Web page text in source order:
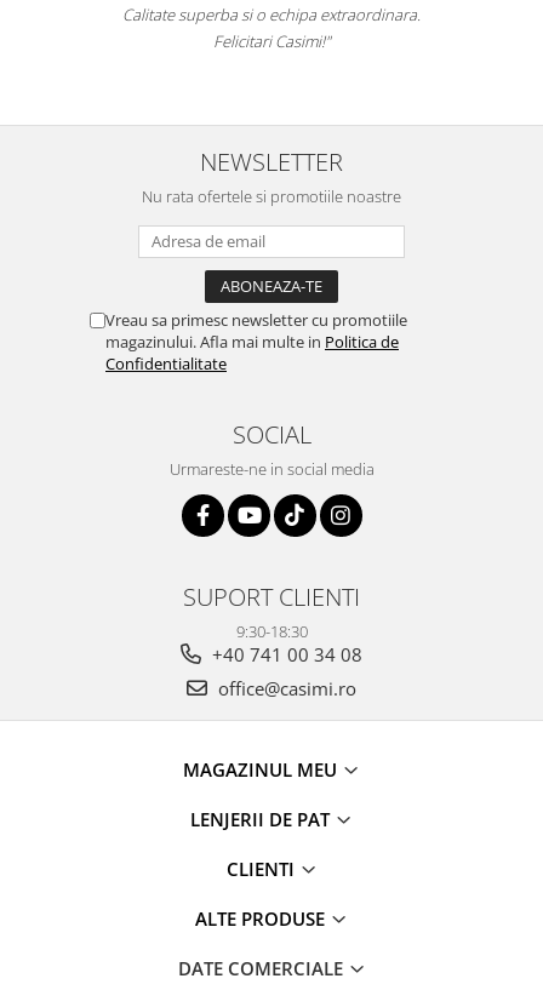
Calitate superba si o echipa extraordinara.
Felicitari Casimi!"
NEWSLETTER
Nu rata ofertele si promotiile noastre
Vreau sa primesc newsletter cu promotiile
magazinului. Afla mai multe in Politica de
Confidentialitate
SOCIAL
Urmareste-ne in social media
SUPORT CLIENTI
9:30-18:30
+40 741 00 34 08
office@casimi.ro
MAGAZINUL MEU
LENJERII DE PAT
CLIENTI
ALTE PRODUSE
DATE COMERCIALE